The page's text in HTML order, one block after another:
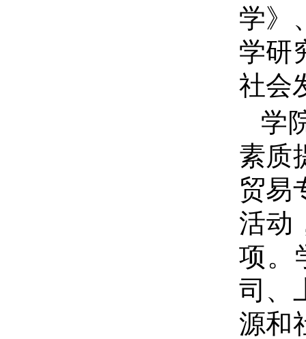
学》
学研
社会
学
素质
贸易
活动
项。
司、
源和